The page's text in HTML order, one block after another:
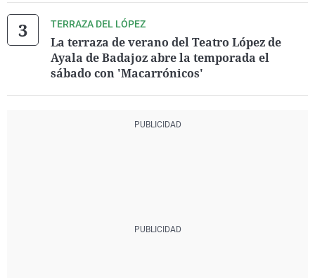
TERRAZA DEL LÓPEZ
La terraza de verano del Teatro López de
Ayala de Badajoz abre la temporada el
sábado con 'Macarrónicos'